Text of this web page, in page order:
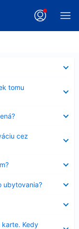
tomu
cez
ubytovania?
karte. Kedy